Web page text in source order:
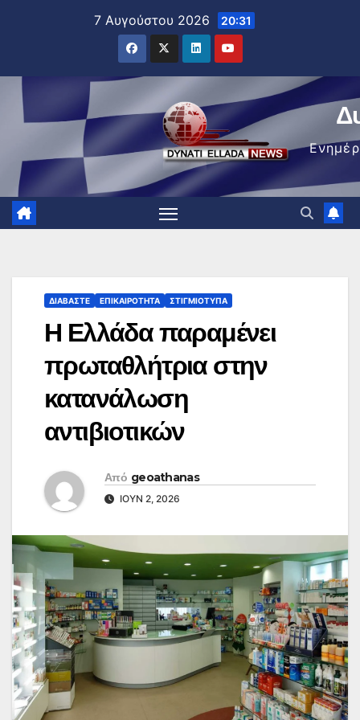
7 Αυγούστου 2026 20:31
ΔΙΑΒΆΣΤΕ ΕΠΙΚΑΙΡΌΤΗΤΑ ΣΤΙΓΜΙΌΤΥΠΑ
Η Ελλάδα παραμένει
πρωταθλήτρια στην
κατανάλωση
αντιβιοτικών
Από geoathanas
ΙΟΎΝ 2, 2026